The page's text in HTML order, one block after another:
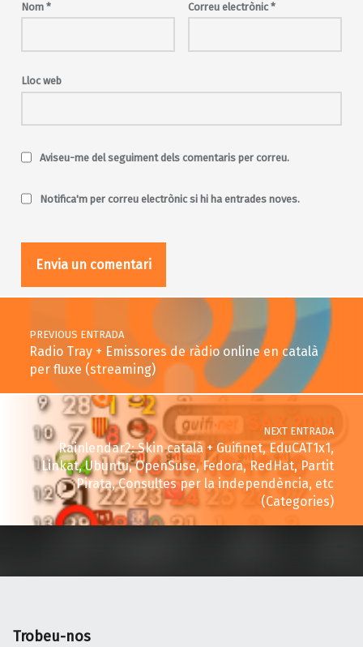
Nom * Correu electrònic*
Lloc web
Aviseu-me del seguiment dels comentaris per correu.
Notifica'm per correu electrònic si hi ha entrades noves.
Post navigation
PREVIOUS ENTRADA
Radio Tray + Emissores de ràdio online en català
per fluxe (streaming)
NEXT ENTRADA
Rainlendar2: Skin català + Guifinet, EduCAT1x1,
Linkat, Ubuntu, OpenSuse, Fedora, RedHat, Partit
Pirata, Consultes per la independència, etc
(Categories)
Trobeu-nos